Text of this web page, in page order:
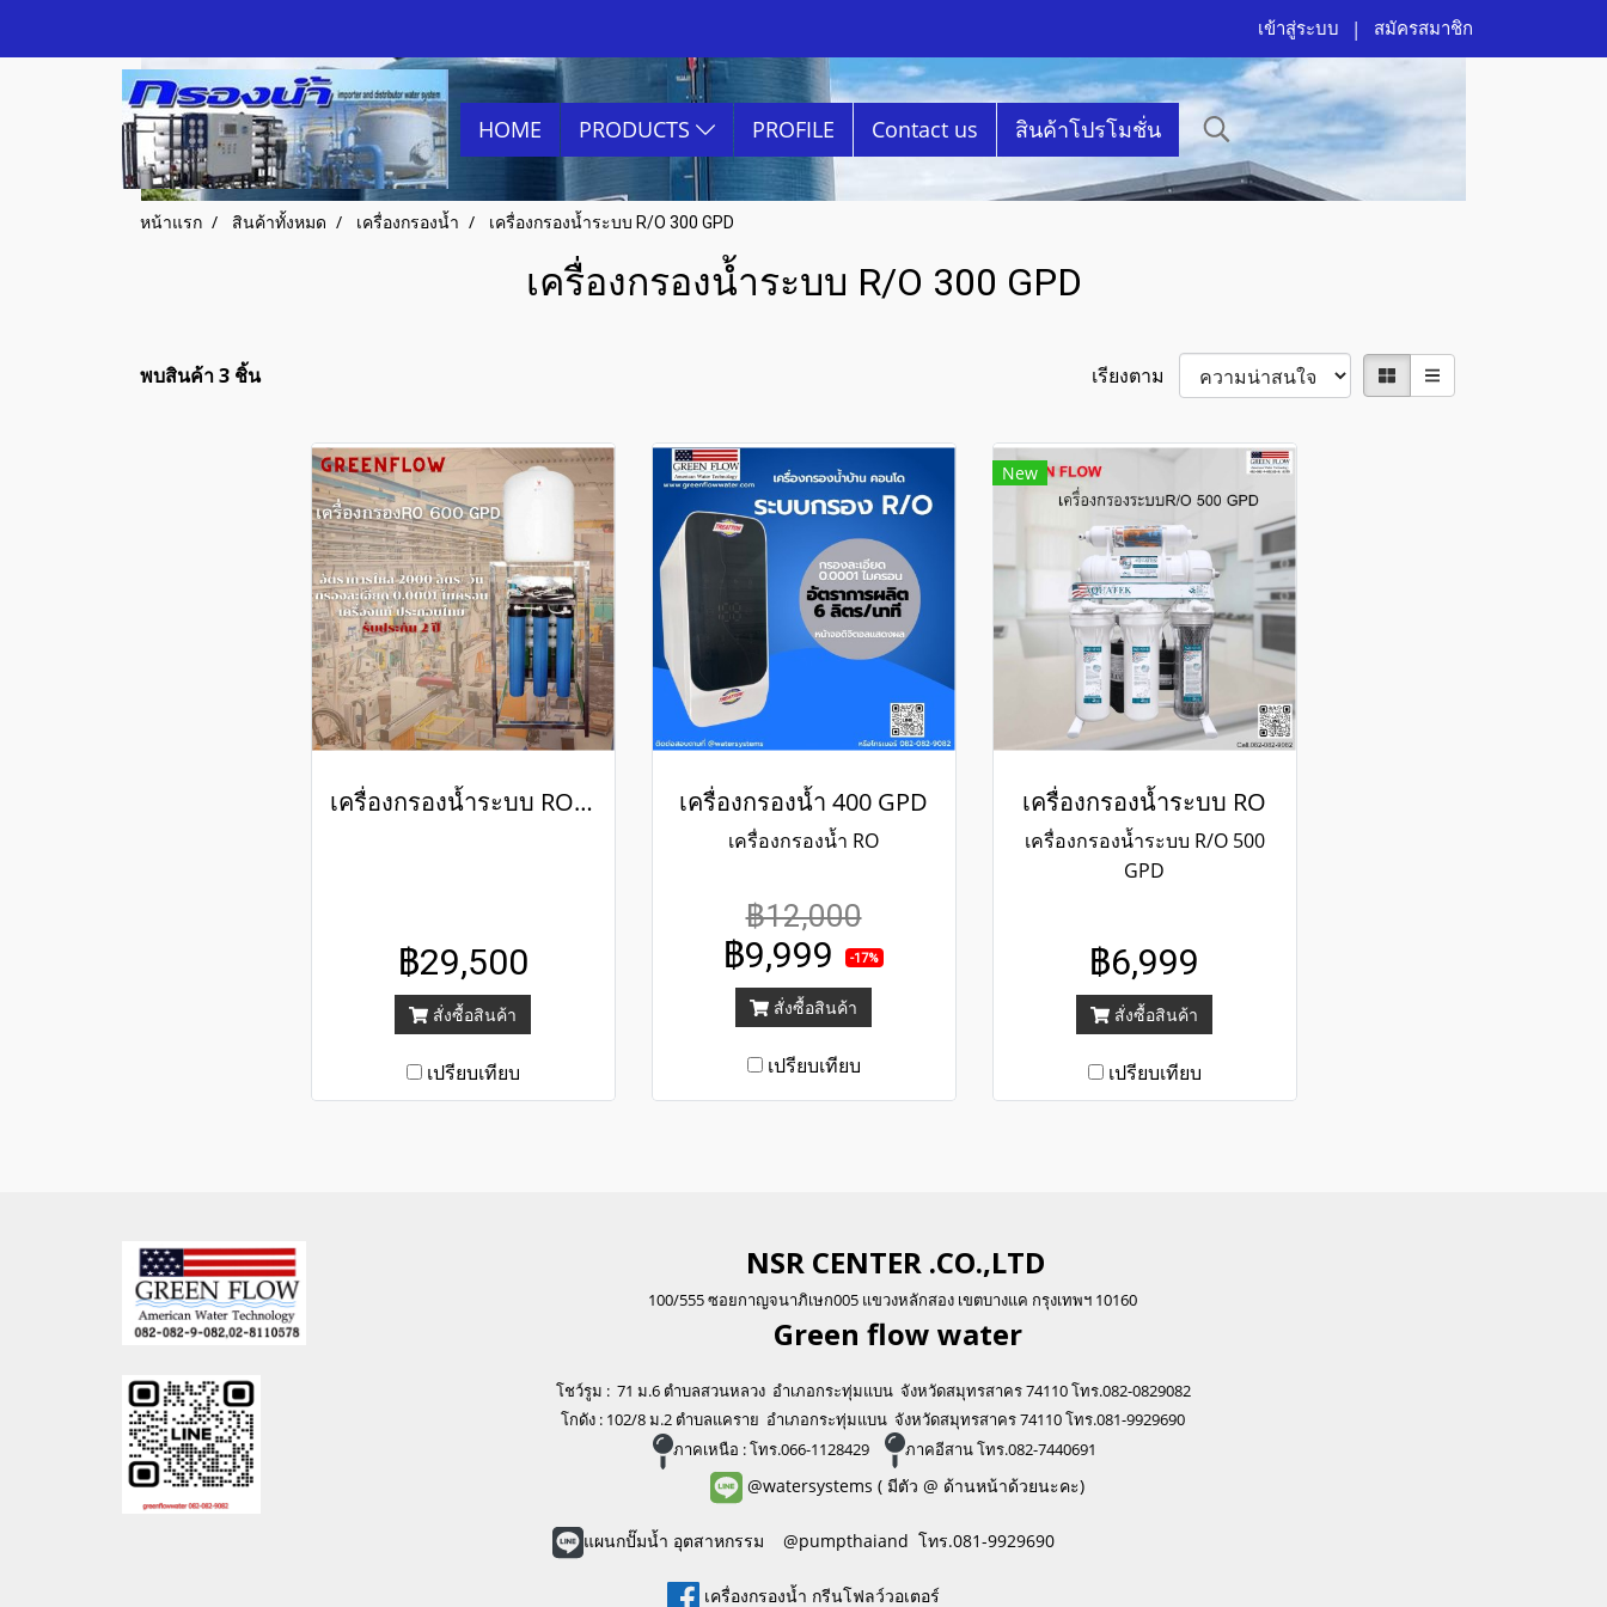
เข้าสู่ระบบ สมัครสมาชิก
HOME PRODUCTS PROFILE Contact us สินค้าโปรโมชั่น
หน้าแรก สินค้าทั้งหมด เครื่องกรองน้ำ เครื่องกรองน้ำระบบ R/O 300 GPD
เครื่องกรองน้ำระบบ R/O 300 GPD
พบสินค้า 3 ชิ้น เรียงตาม
เครื่องกรองน้ำระบบ RO 600 GPD
฿29,500
สั่งซื้อสินค้า
เปรียบเทียบ
เครื่องกรองน้ำ 400 GPD
เครื่องกรองน้ำ RO
฿12,000
฿9,999 -17%
สั่งซื้อสินค้า
เปรียบเทียบ
New
เครื่องกรองน้ำระบบ RO
เครื่องกรองน้ำระบบ R/O 500
GPD
฿6,999
สั่งซื้อสินค้า
เปรียบเทียบ
NSR CENTER .CO.,LTD
100/555 ซอยกาญจนาภิเษก005 แขวงหลักสอง เขตบางแค กรุงเทพฯ 10160
Green flow water
โชว์รูม : 71 ม.6 ตำบลสวนหลวง อำเภอกระทุ่มแบน จังหวัดสมุทรสาคร 74110 โทร.082-0829082
โกดัง : 102/8 ม.2 ตำบลแคราย อำเภอกระทุ่มแบน จังหวัดสมุทรสาคร 74110 โทร.081-9929690
ภาคเหนือ : โทร.066-1128429
ภาคอีสาน โทร.082-7440691
@watersystems ( มีตัว @ ด้านหน้าด้วยนะคะ)
แผนกปั๊มน้ำ อุตสาหกรรม @pumpthaiand โทร.081-9929690
เครื่องกรองน้ำ กรีนโฟลว์วอเตอร์